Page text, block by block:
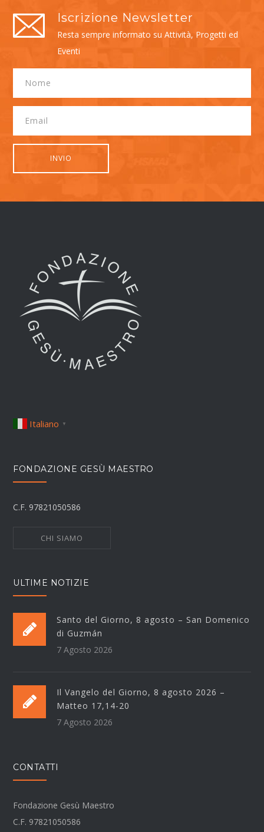
Iscrizione Newsletter
Resta sempre informato su Attività, Progetti ed
Eventi
Italiano ▼
FONDAZIONE GESÙ MAESTRO
C.F. 97821050586
CHI SIAMO
ULTIME NOTIZIE
Santo del Giorno, 8 agosto – San Domenico
di Guzmán
7 Agosto 2026
Il Vangelo del Giorno, 8 agosto 2026 –
Matteo 17,14-20
7 Agosto 2026
CONTATTI
Fondazione Gesù Maestro
C.F. 97821050586